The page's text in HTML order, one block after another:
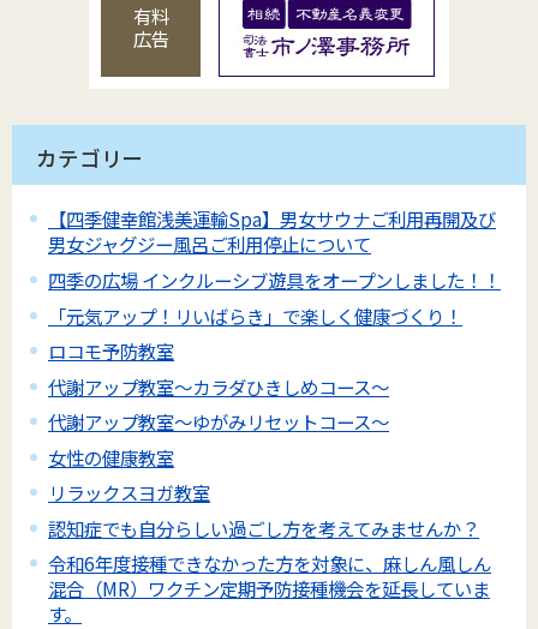
有料
広告
カテゴリー
【四季健幸館浅美運輸Spa】男女サウナご利用再開及び
男女ジャグジー風呂ご利用停止について
四季の広場 インクルーシブ遊具をオープンしました！！
「元気アップ！リいばらき」で楽しく健康づくり！
ロコモ予防教室
代謝アップ教室～カラダひきしめコース～
代謝アップ教室～ゆがみリセットコース～
女性の健康教室
リラックスヨガ教室
認知症でも自分らしい過ごし方を考えてみませんか？
令和6年度接種できなかった方を対象に、麻しん風しん
混合（MR）ワクチン定期予防接種機会を延長していま
す。